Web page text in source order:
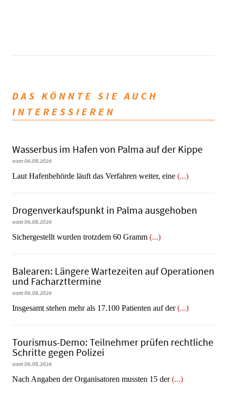
DAS KÖNNTE SIE AUCH
INTERESSIEREN
Wasserbus im Hafen von Palma auf der Kippe
vom 06.08.2026
Laut Hafenbehörde läuft das Verfahren weiter, eine (...)
Dro­gen­ver­kaufs­punkt in Palma ausgehoben
vom 06.08.2026
​​​​​​​Sichergestellt wurden trotzdem 60 Gramm (...)
Balearen: Längere Wartezeiten auf Operationen
und Facharzttermine
vom 06.08.2026
Insgesamt stehen mehr als 17.100 Patienten auf der(...)
Tourismus-Demo: Teilnehmer prüfen rechtliche
Schritte gegen Polizei
vom 06.08.2026
Nach Angaben der Organisatoren mussten 15 der(...)